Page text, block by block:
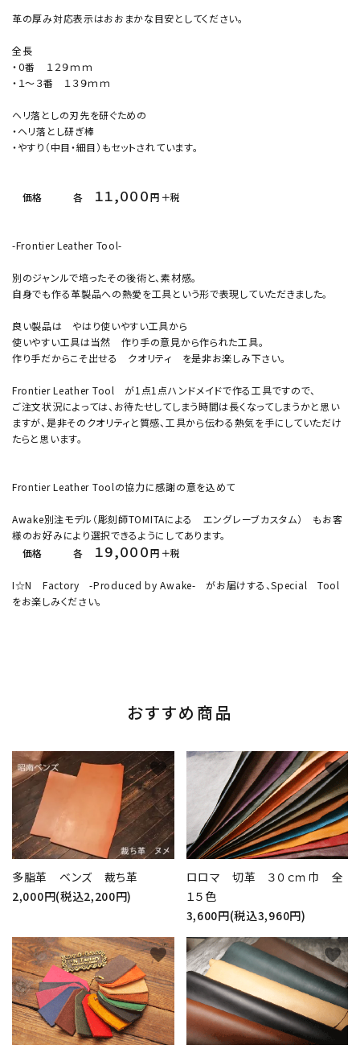
革の厚み対応表示はおおまかな目安としてください。
全長
・０番 １２９ｍｍ
・１～３番 １３９ｍｍ
ヘリ落としの刃先を研ぐための
・ヘリ落とし研ぎ棒
・やすり（中目・細目）もセットされています。
価格 各 １１,０００円＋税
-Frontier Leather Tool-
別のジャンルで培ったその後術と、素材感。
自身でも作る革製品への熱愛を工具という形で表現していただきました。
良い製品は やはり使いやすい工具から
使いやすい工具は当然 作り手の意見から作られた工具。
作り手だからこそ出せる クオリティ を是非お楽しみ下さい。
Frontier Leather Tool が1点1点ハンドメイドで作る工具ですので、
ご注文状況によっては、お待たせしてしまう時間は長くなってしまうかと思い
ますが、是非そのクオリティと質感、工具から伝わる熱気を手にしていただけ
たらと思います。
Frontier Leather Toolの協力に感謝の意を込めて
Awake別注モデル（彫刻師TOMITAによる エングレーブカスタム） もお客
様のお好みにより選択できるようにしてあります。
価格 各
１９,０００円＋税
I☆N Factory -Produced by Awake- がお届けする、Special Tool
をお楽しみください。
おすすめ商品
多脂革 ベンズ 裁ち革
2,000円(税込2,200円)
favorite
ロロマ 切革 ３０ｃｍ巾 全
１５色
3,600円(税込3,960円)
favorite
favorite favorite